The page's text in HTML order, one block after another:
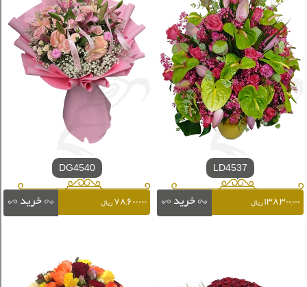
LD4537
۱۳۸,۳۰۰,۰۰۰ریال
DG4540
۷۸,۶۰۰,۰۰۰ریال